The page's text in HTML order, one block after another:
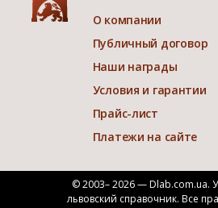
О компании
Публичный договор
Наши награды
Условия и гарантии
Прайс-лист
Платежи на сайте
© 2003– 2026 — Dlab.com.ua.
львовский справочник. Все